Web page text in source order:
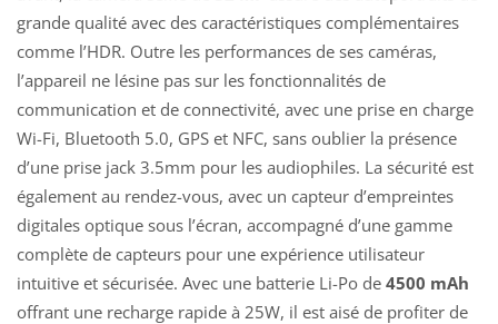
grande qualité avec des caractéristiques complémentaires
comme l’HDR. Outre les performances de ses caméras,
l’appareil ne lésine pas sur les fonctionnalités de
communication et de connectivité, avec une prise en charge
Wi-Fi, Bluetooth 5.0, GPS et NFC, sans oublier la présence
d’une prise jack 3.5mm pour les audiophiles. La sécurité est
également au rendez-vous, avec un capteur d’empreintes
digitales optique sous l’écran, accompagné d’une gamme
complète de capteurs pour une expérience utilisateur
intuitive et sécurisée. Avec une batterie Li-Po de 4500 mAh
offrant une recharge rapide à 25W, il est aisé de profiter de